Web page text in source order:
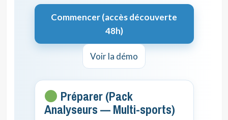
Commencer (accès découverte
48h)
Voir la démo
Préparer (Pack
Analyseurs — Multi-sports)